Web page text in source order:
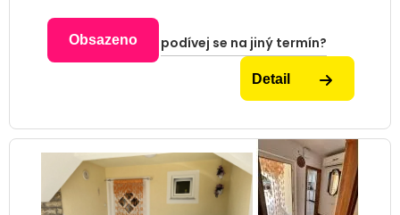
Obsazeno podívej se na jiný termín?
Detail